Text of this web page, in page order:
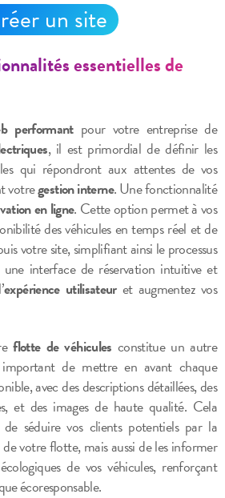
un site
essentielles de
performantpour votre entreprise de
, il est primordial de définir les
qui répondront aux attentes de vos
votregestion interne. Une fonctionnalité
en ligne. Cette option permet à vos
des véhicules en temps réel et de
votre site, simplifiant ainsi le processus
interface de réservation intuitive et
expérience utilisateuret augmentez vos
flotte de véhicules constitue un autre
de mettre en avant chaque
avec des descriptions détaillées, des
et des images de haute qualité. Cela
séduire vos clients potentiels par la
votre flotte, mais aussi de les informer
de vos véhicules, renforçant
écoresponsable.